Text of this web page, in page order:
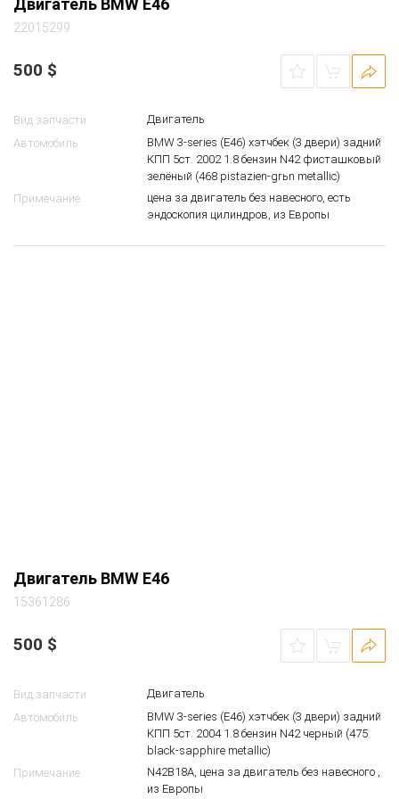
Двигатель BMW E46
22015299
500 $
Вид запчасти
Двигатель
Автомобиль
BMW 3-series (E46) хэтчбек (3 двери) задний
КПП 5ст. 2002 1.8 бензин N42 фисташковый
зелёный (468 pistazien-grьn metallic)
Примечание
цена за двигатель без навесного, есть
эндоскопия цилиндров, из Европы
Двигатель BMW E46
15361286
500 $
Вид запчасти
Двигатель
Автомобиль
BMW 3-series (E46) хэтчбек (3 двери) задний
КПП 5ст. 2004 1.8 бензин N42 черный (475
black-sapphire metallic)
Примечание
N42B18A, цена за двигатель без навесного ,
из Европы